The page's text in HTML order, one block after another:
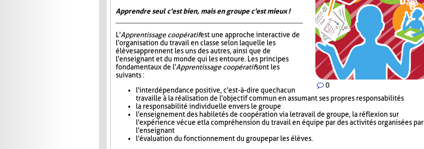
0
Apprendre seul c'est bien, mais en groupe c'est mieux !
L'Apprentissage coopératifest une approche interactive de
l'organisation du travail en classe selon laquelle les
élèves apprennent les uns des autres, ainsi que de
l'enseignant et du monde qui les entoure. Les principes
fondamentaux de l'Apprentissage coopératifsont les
suivants :
l'interdépendance positive, c'est-à-dire que chacun
travaille à la réalisation de l'objectif commun en assumant ses propres responsabilités
la responsabilité individuelle envers le groupe
l'enseignement des habiletés de coopération via le travail de groupe, la réflexion sur
l'expérience vécue et la compréhension du travail en équipe par des activités organisées par
l'enseignant
l'évaluation du fonctionnement du groupe par les élèves.